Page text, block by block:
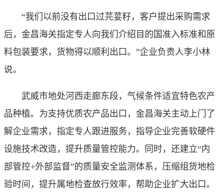
“我们以前没有出口过芫荽籽，客户提出采购需求
后，金昌海关指定专人向我们介绍目的国准入标准和原
料包装要求，货物得以顺利出口。”企业负责人李小林
说。
武威市地处河西走廊东段，气候条件适宜特色农产
品种植。为支持优质农产品出口，金昌海关主动上门了
解企业需求，指定专人跟进服务，指导企业完善软硬件
设施技术改造，提升质量管控能力。同时，还建立“内
部管控+外部监督”的质量安全监测体系，压缩组货地检
验时间，提升属地检查放行效率，帮助企业扩大出口。